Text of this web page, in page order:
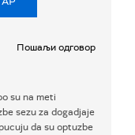
Пошаљи одговор
su na meti
sezu za dogadjaje
da su optuzbe